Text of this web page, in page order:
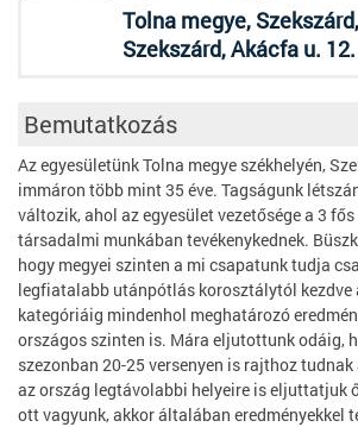
Tolna megye,
Szekszárd, Akácfa u. 12.
Bemutatkozás
Az egyesületünk Tolna megye székhelyén,
immáron több mint 35 éve. Tagságunk
változik, ahol az egyesület vezetősége a 3
társadalmi munkában tevékenykednek.
hogy megyei szinten a mi csapatunk tudja
legfiatalabb utánpótlás korosztálytól kezdve
kategóriáig mindenhol meghatározó
országos szinten is. Mára eljutottunk odáig,
szezonban 20-25 versenyen is rajthoz
az ország legtávolabbi helyeire is eljuttatjuk
ott vagyunk, akkor általában eredményekkel